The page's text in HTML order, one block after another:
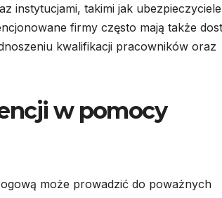
instytucjami, takimi jak
firmy często mają także
kwalifikacji pracowników oraz
w pomocy
może prowadzić do poważnych